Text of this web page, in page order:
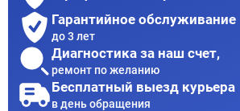
Гарантийное обслуживание
до 3 лет
Диагностика за наш счет,
ремонт по желанию
Бесплатный выезд курьера
в день обращения